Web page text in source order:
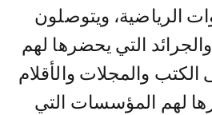
الرياضية، ويتوصلون
التي يحضرها لهم
الكتب والمجلات والأقلام
لهم المؤسسات التي